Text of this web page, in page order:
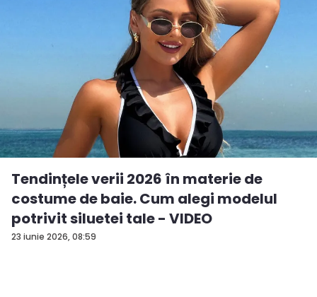
23 iunie 2026, 08:59
Tendințele verii 2026 în materie de
costume de baie. Cum alegi modelul
potrivit siluetei tale - VIDEO